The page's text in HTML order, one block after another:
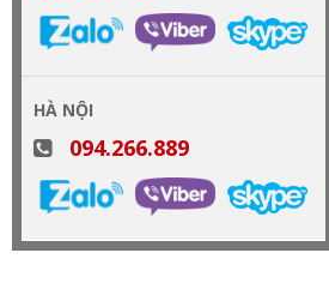
HÀ NỘI
094.266.889